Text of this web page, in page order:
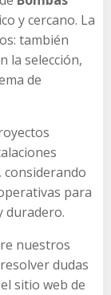
y cercano. La
también
la selección,
de
considerando
para
duradero.
nuestros
dudas
sitio web de